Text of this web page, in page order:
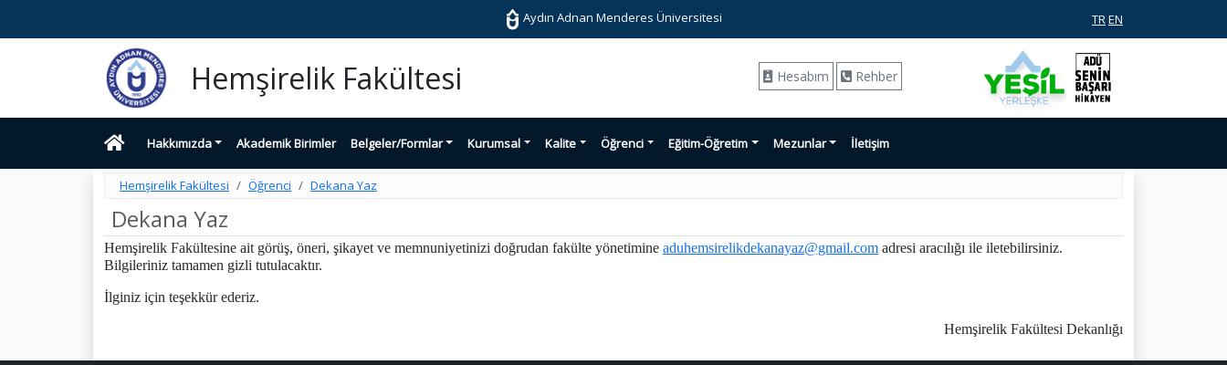
Aydın Adnan Menderes Üniversitesi TR EN
Hemşirelik Fakültesi Hesabım Rehber
Hakkımızda Akademik Birimler Belgeler/Formlar Kurumsal Kalite Öğrenci Eğitim-Öğretim Mezunlar İletişim
Hemşirelik Fakültesi Öğrenci Dekana Yaz
Dekana Yaz
Hemşirelik Fakültesine ait görüş, öneri, şikayet ve memnuniyetinizi doğrudan fakülte yönetimine aduhemsirelikdekanayaz@gmail.com adresi aracılığı ile iletebilirsiniz.
Bilgileriniz tamamen gizli tutulacaktır.
İlginiz için teşekkür ederiz.
Hemşirelik Fakültesi Dekanlığı